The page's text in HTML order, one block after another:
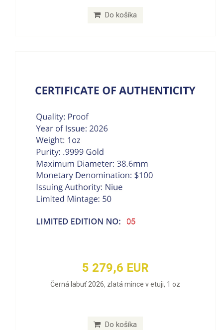
Do košíka
5 279,6 EUR
Černá labuť 2026, zlatá mince v etuji, 1 oz
Do košíka